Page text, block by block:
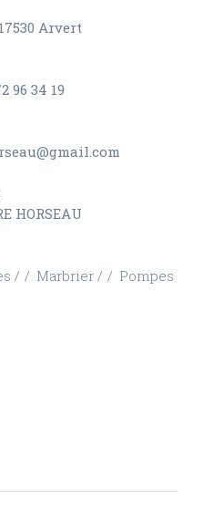
Arvert
96 34 19
HORSEAU
/ Marbrier /
Pompes